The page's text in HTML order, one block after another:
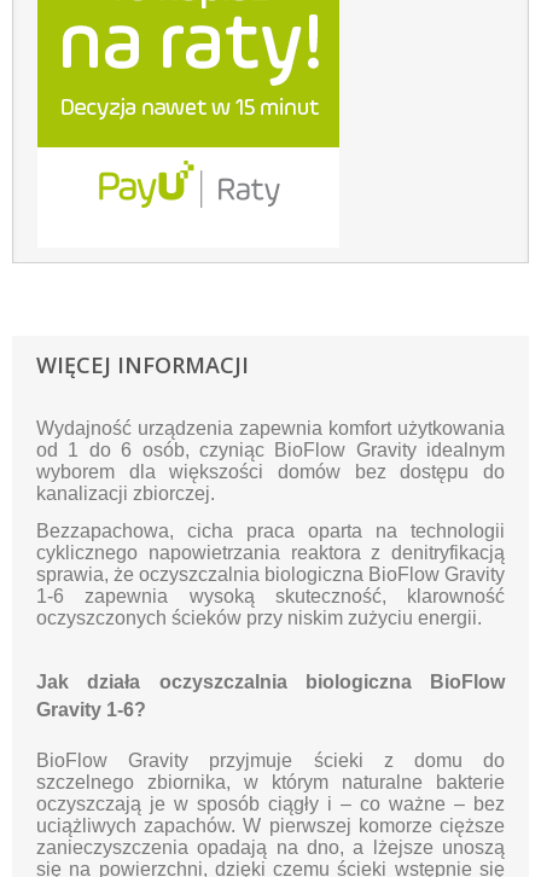
WIĘCEJ INFORMACJI
Wydajność urządzenia zapewnia komfort użytkowania
od 1 do 6 osób, czyniąc BioFlow Gravity idealnym
wyborem dla większości domów bez dostępu do
kanalizacji zbiorczej.
Bezzapachowa, cicha praca oparta na technologii
cyklicznego napowietrzania reaktora z denitryfikacją
sprawia, że oczyszczalnia biologiczna BioFlow Gravity
1-6 zapewnia wysoką skuteczność, klarowność
oczyszczonych ścieków przy niskim zużyciu energii.
Jak działa oczyszczalnia biologiczna BioFlow
Gravity 1-6?
BioFlow Gravity przyjmuje ścieki z domu do
szczelnego zbiornika, w którym naturalne bakterie
oczyszczają je w sposób ciągły i – co ważne – bez
uciążliwych zapachów. W pierwszej komorze cięższe
zanieczyszczenia opadają na dno, a lżejsze unoszą
się na powierzchni, dzięki czemu ścieki wstępnie się